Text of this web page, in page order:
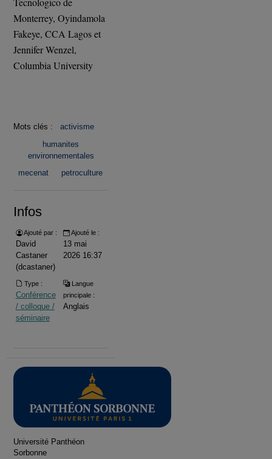
Monterrey, Oyindamola
Fakeye, CCA Lagos et
Jennifer Wenzel,
Columbia University
Mots clés :
activisme
humanites
environnementales
mecenat
petroculture
Infos
Ajouté par :
David
Castaner
(dcastaner)
Ajouté le :
13 mai
2026 16:37
Type :
Conférence
/ colloque /
séminaire
Langue
principale :
Anglais
Université Panthéon
Sorbonne